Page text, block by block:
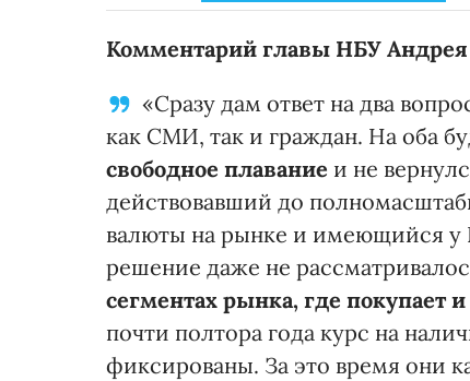
Комментарий главы НБУ
«Сразу дам ответ на два
как СМИ, так и граждан. На оба
свободное плавание и не
действовавший до
валюты на рынке и имеющийся у
решение даже не
сегментах рынка, где покупает
почти полтора года курс на
фиксированы. За это время они